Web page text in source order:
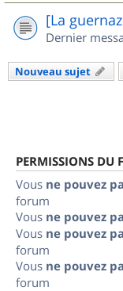
[La
Dernier
Nouveau sujet
PERMISSIONS DU
Vous ne pouvez
forum
Vous ne pouvez
Vous ne pouvez
forum
Vous ne pouvez
forum